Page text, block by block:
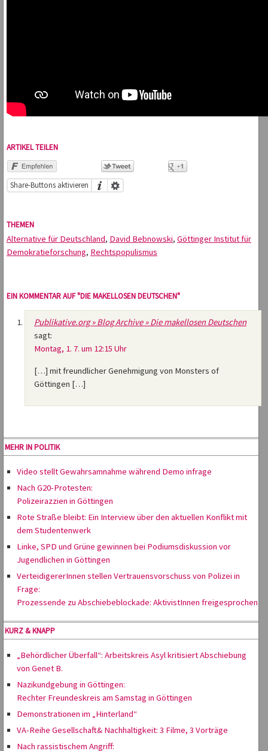
ARTIKEL TEILEN
Share-Buttons aktivieren
THEMEN
Alternative für Deutschland, David Bebnowski, Göttinger Institut für
Demokratieforschung, Rechtspopulismus
EIN KOMMENTAR AUF "DIE MAKELLOSEN DEUTSCHEN"
Publikative.org » Blog Archive » Die makellosen Deutschen
sagt:
Montag, 1. 7. um 12:15 Uhr
[…] mit freundlicher Genehmigung von Monsters of
Göttingen […]
MEHR IN POLITIK
Video stellt Gewahrsamnahme während Demo infrage
Nach G20-Protesten:
Polizeirazzien in Göttingen
Rote Straße bleibt: Ein Interview über den aktuellen Konflikt mit
dem Studentenwerk
Linke, SPD und Grüne gewinnen bei Podiumsdiskussion vor
Jugendlichen in Göttingen
VerteidigererInnen stellen Vertrauensvorschuss von Polizei in
Frage:
Prozessende zu Abschiebeblockade: AktivistInnen freigesprochen
KURZ & KNAPP
„Behördlicher Überfall“: Arbeitskreis Asyl kritisiert Abschiebung
von Genet B.
Nazikundgebung in Göttingen:
Rechter Freundeskreis am Samstag in Göttingen
Demonstrationen im „Hinterland“
VA-Reihe Gesellschaft& Nachhaltigkeit: 3 Filme, 3 Vorträge
Nach rassistischem Angriff: